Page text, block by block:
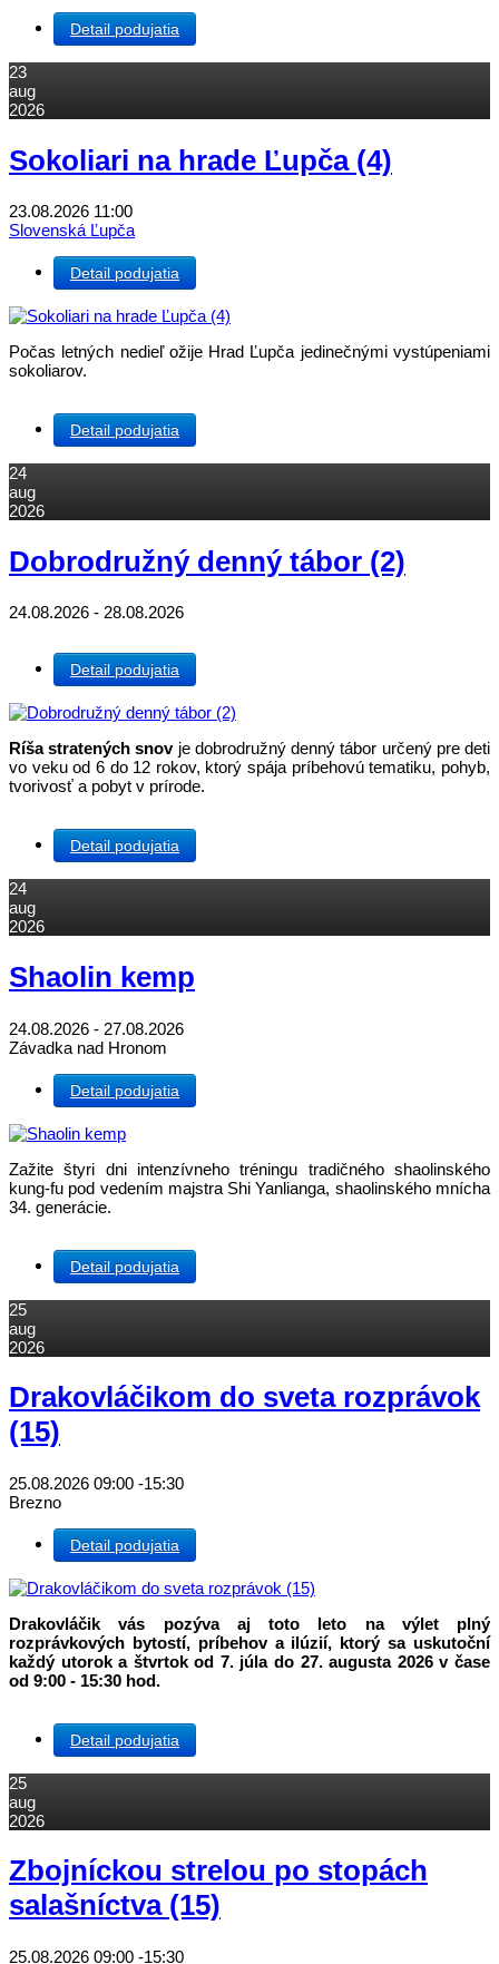
Detail podujatia
23
aug
2026
Sokoliari na hrade Ľupča (4)
23.08.2026 11:00
Slovenská Ľupča
Detail podujatia
Počas letných nedieľ ožije Hrad Ľupča jedinečnými vystúpeniami
sokoliarov.
Detail podujatia
24
aug
2026
Dobrodružný denný tábor (2)
24.08.2026 - 28.08.2026
Detail podujatia
Ríša stratených snovje dobrodružný denný tábor určený pre deti
vo veku od 6 do 12 rokov, ktorý spája príbehovú tematiku, pohyb,
tvorivosť a pobyt v prírode.
Detail podujatia
24
aug
2026
Shaolin kemp
24.08.2026 - 27.08.2026
Závadka nad Hronom
Detail podujatia
Zažite štyri dni intenzívneho tréningu tradičného shaolinského
kung-fu pod vedením majstra Shi Yanlianga, shaolinského mnícha
34. generácie.
Detail podujatia
25
aug
2026
Drakovláčikom do sveta rozprávok
(15)
25.08.2026 09:00 -15:30
Brezno
Detail podujatia
Drakovláčik vás pozýva aj toto leto na výlet plný
rozprávkových bytostí, príbehov a ilúzií, ktorý sa uskutoční
každý utorok a štvrtok od 7. júla do 27. augusta 2026 v čase
od 9:00 - 15:30 hod.
Detail podujatia
25
aug
2026
Zbojníckou strelou po stopách
salašníctva (15)
25.08.2026 09:00 -15:30